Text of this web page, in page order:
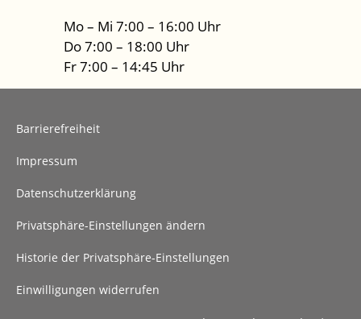
Mo – Mi 7:00 – 16:00 Uhr
Do 7:00 – 18:00 Uhr
Fr 7:00 – 14:45 Uhr
Barrierefreiheit
Impressum
Datenschutzerklärung
Privatsphäre-Einstellungen ändern
Historie der Privatsphäre-Einstellungen
Einwilligungen widerrufen